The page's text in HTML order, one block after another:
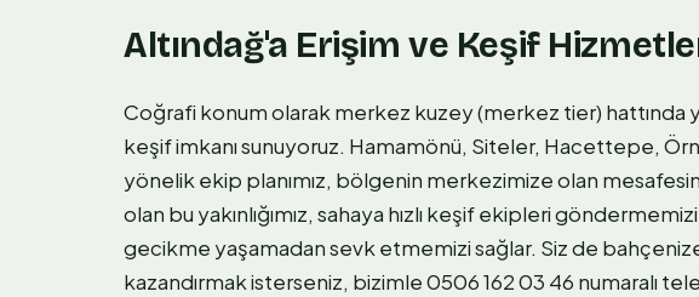
Altındağ'a Erişim ve Keşif
Coğrafi konum olarak merkez kuzey (merkez tier) hattında
keşif imkanı sunuyoruz. Hamamönü, Siteler, Hacettepe,
yönelik ekip planımız, bölgenin merkezimize olan
olan bu yakınlığımız, sahaya hızlı keşif ekipleri
gecikme yaşamadan sevk etmemizi sağlar. Siz de
kazandırmak isterseniz, bizimle 0506 162 03 46 numaralı